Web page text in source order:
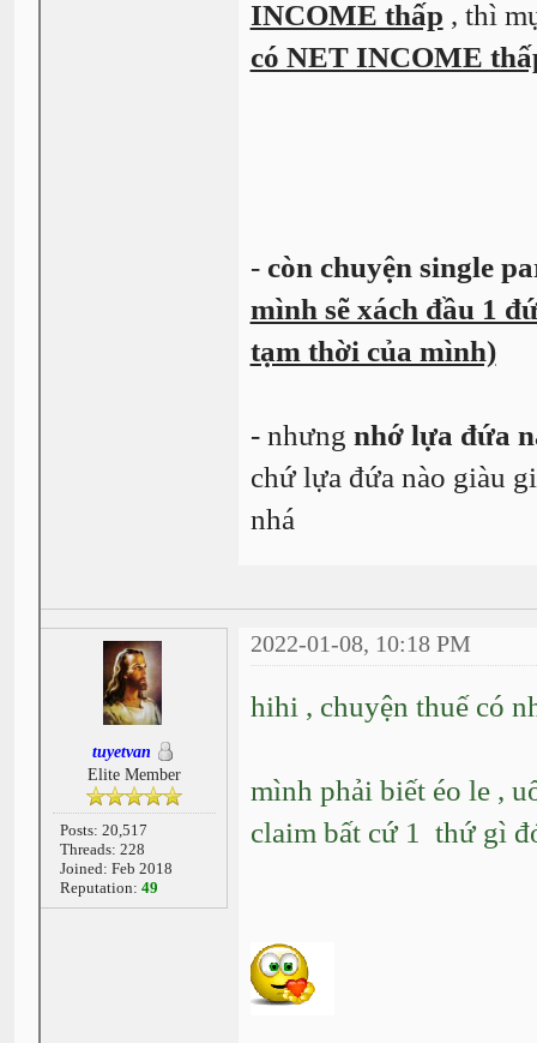
INCOME thấp , thì
có NET INCOME
- còn chuyện single
mình sẽ xách đầu 1
tạm thời của mình)
- nhưng nhớ lựa đứa
chứ lựa đứa nào giàu
nhá
tuyetvan
Elite Member
Posts: 20,517
Threads: 228
Joined: Feb 2018
Reputation: 49
2022-01-08, 10:18 PM
hihi , chuyện thuế có
mình phải biết éo le ,
claim bất cứ 1 thứ gì